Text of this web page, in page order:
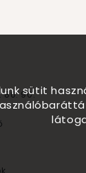
80.90.
sütit